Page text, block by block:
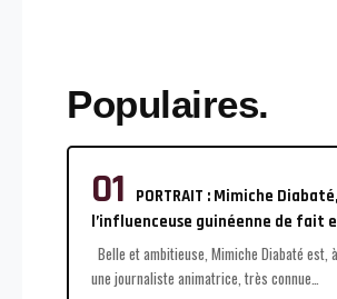
Populaires.
PORTRAIT : Mimiche Diabaté,
l’influenceuse guinéenne de fait
Belle et ambitieuse, Mimiche Diabaté est,
une journaliste animatrice, très connue